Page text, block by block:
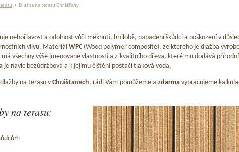
> Dlažba na terasu Chrášťany
nehořlavost a odolnost vůči měknutí, hnilobě, napadení škůdci a poškození v
vlivů. Materiál WPC (Wood polymer composite), ze kterého je dlažba
všechny výše jmenované vlastnosti a z kvalitního dřeva, které mu dodává přírodní
je navíc bezúdržbová a k jejímu čištění postačí tlaková voda.
na terasu v Chrášťanech, rádi Vám pomůžeme a zdarma vypracujeme
na terasu: